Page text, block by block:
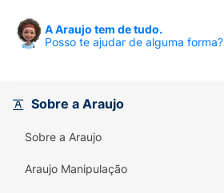
A Araujo tem de tudo.
Posso te ajudar de alguma forma?
Sobre a Araujo
Sobre a Araujo
Araujo Manipulação